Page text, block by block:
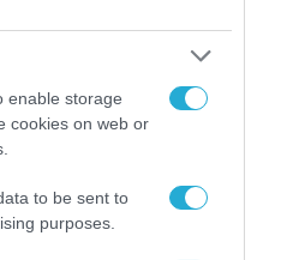
enable storage
cookies on web or
to be sent to
purposes.